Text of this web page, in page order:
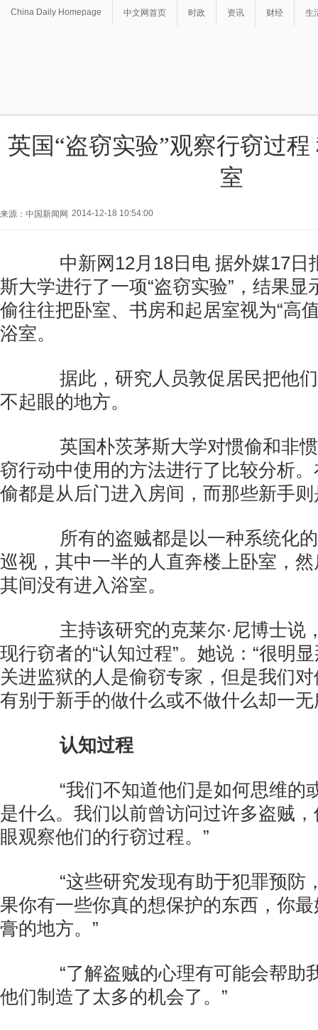
China Daily Homepage 中文网首页 时政 资讯 财经 生
英国“盗窃实验”观察行窃过
室
来源：中国新闻网 2014-12-18 10:54:00
中新网12月18日电 据外媒17日
斯大学进行了一项“盗窃实验”，结果显
偷往往把卧室、书房和起居室视为“高
浴室。
据此，研究人员敦促居民把他们
不起眼的地方。
英国朴茨茅斯大学对惯偷和非惯
窃行动中使用的方法进行了比较分析
偷都是从后门进入房间，而那些新手
所有的盗贼都是以一种系统化的
巡视，其中一半的人直奔楼上卧室，
其间没有进入浴室。
主持该研究的克莱尔·尼博士说
现行窃者的“认知过程”。她说：“很明
关进监狱的人是偷窃专家，但是我们
有别于新手的做什么或不做什么却一无
认知过程
“我们不知道他们是如何思维的
是什么。我们以前曾访问过许多盗贼
眼观察他们的行窃过程。”
“这些研究发现有助于犯罪预防
果你有一些你真的想保护的东西，你
膏的地方。”
“了解盗贼的心理有可能会帮助
他们制造了太多的机会了。”